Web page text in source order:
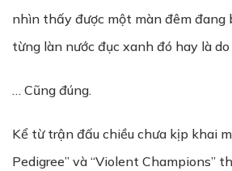
nhìn thấy được một màn đêm đang
từng làn nước đục xanh đó hay là
… Cũng đúng.
Kể từ trận đấu chiều chưa kịp khai
Pedigree” và “Violent Champions”